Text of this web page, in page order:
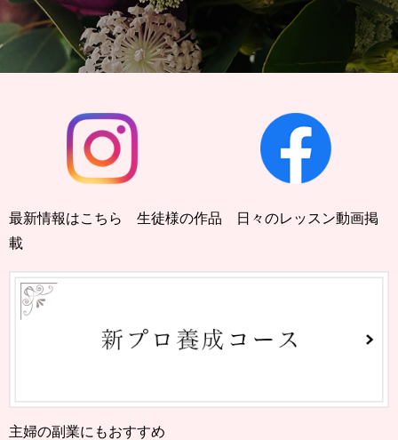
最新情報はこちら 生徒様の作品 日々のレッスン動画掲
載
主婦の副業にもおすすめ